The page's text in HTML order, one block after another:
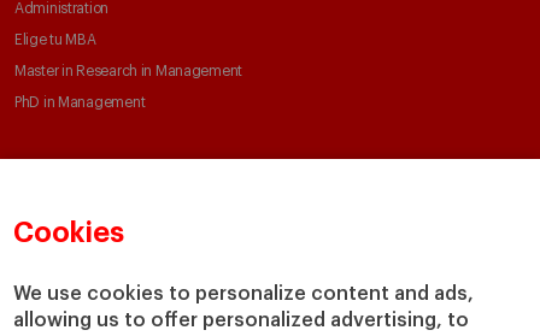
Cookies
We use cookies to personalize content and ads,
allowing us to offer personalized advertising, to
Administration
Elige tu MBA
Master in Research in Management
PhD in Management
Directorio de profesores
Centros de investigación
Cátedras
Nuestras alianzas
Nuestro impacto